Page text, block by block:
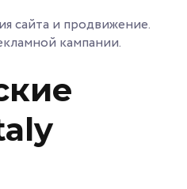
сайта и продвижение.
кампании.